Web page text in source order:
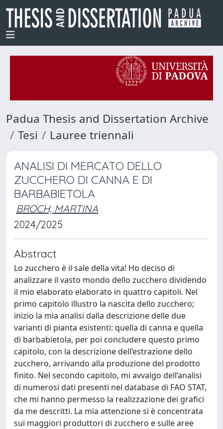
Padua Thesis and Dissertation Archive
Tesi
Lauree triennali
ANALISI DI MERCATO DELLO
ZUCCHERO DI CANNA E DI
BARBABIETOLA
BROCH, MARTINA
2024/2025
Abstract
Lo zucchero è il sale della vita! Ho deciso di
analizzare il vasto mondo dello zucchero dividendo
il mio elaborato elaborato in quattro capitoli. Nel
primo capitolo illustro la nascita dello zucchero;
inizio la mia analisi dalla descrizione delle due
varianti di pianta esistenti: quella di canna e quella
di barbabietola, per poi concludere questo primo
capitolo, con la descrizione dell’estrazione dello
zucchero, arrivando alla produzione del prodotto
finito. Nel secondo capitolo, mi avvalgo dell’analisi
di numerosi dati presenti nel database di FAO STAT,
che mi hanno permesso la realizzazione dei grafici
da me descritti. La mia attenzione si è concentrata
sui maggiori produttori di zucchero e sulle aree